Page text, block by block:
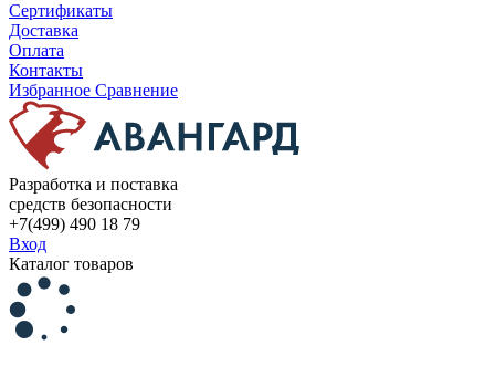
Сертификаты
Доставка
Оплата
Контакты
Избранное Сравнение
Разработка и поставка
средств безопасности
+7(499) 490 18 79
Вход
Каталог товаров